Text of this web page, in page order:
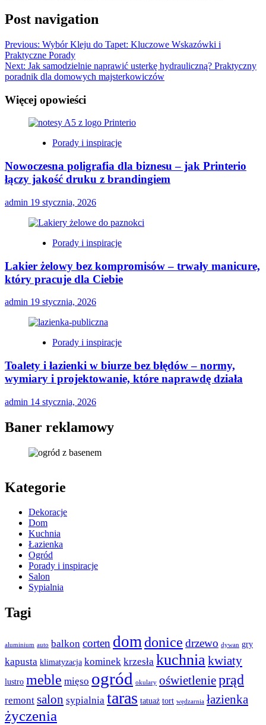
Post navigation
Previous: Wybór Kleju do Tapet: Kluczowe Wskazówki i
Praktyczne Porady
Next: Jak samodzielnie naprawić usterkę hydrauliczną? Praktyczny
poradnik dla domowych majsterkowiczów
Więcej opowieści
Porady i inspiracje
Nowoczesna poligrafia dla biznesu – jak Printerio
łączy jakość druku z brandingiem
admin 19 stycznia, 2026
Porady i inspiracje
Lakier żelowy bez kompromisów – trwały manicure,
który pracuje dla Ciebie
admin 19 stycznia, 2026
Porady i inspiracje
Toalety i łazienki w biurze bez błędów – normy,
wymiary i projektowanie, które naprawdę działa
admin 14 stycznia, 2026
Baner reklamowy
Kategorie
Dekoracje
Dom
Kuchnia
Łazienka
Ogród
Porady i inspiracje
Salon
Sypialnia
Tagi
aluminium auto balkon corten domdonice drzewo dywan gry
kapusta klimatyzacja kominek krzesła kuchniakwiaty
lustro meble mięso ogród okulary oświetlenieprąd
remont salon sypialnia taras tatuaż tort wędzarnia łazienka
życzenia